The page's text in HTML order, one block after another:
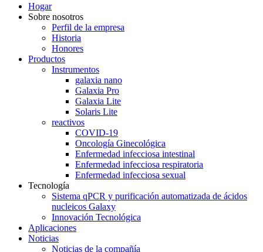
Hogar
Sobre nosotros
Perfil de la empresa
Historia
Honores
Productos
Instrumentos
galaxia nano
Galaxia Pro
Galaxia Lite
Solaris Lite
reactivos
COVID-19
Oncología Ginecológica
Enfermedad infecciosa intestinal
Enfermedad infecciosa respiratoria
Enfermedad infecciosa sexual
Tecnología
Sistema qPCR y purificación automatizada de ácidos
nucleicos Galaxy
Innovación Tecnológica
Aplicaciones
Noticias
Noticias de la compañía